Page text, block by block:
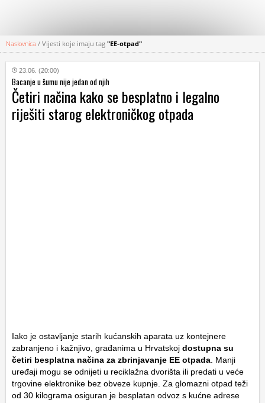
KATEGORIJE
HRVATSKI
WEB
Naslovnica / Vijesti koje imaju tag "EE-otpad"
23.06. (20:00)
Bacanje u šumu nije jedan od njih
Četiri načina kako se besplatno i legalno
riješiti starog elektroničkog otpada
Iako je ostavljanje starih kućanskih aparata uz kontejnere
zabranjeno i kažnjivo, građanima u Hrvatskoj dostupna su
četiri besplatna načina za zbrinjavanje EE otpada . Manji
uređaji mogu se odnijeti u reciklažna dvorišta ili predati u veće
trgovine elektronike bez obveze kupnje. Za glomazni otpad teži
od 30 kilograma osiguran je besplatan odvoz s kućne adrese